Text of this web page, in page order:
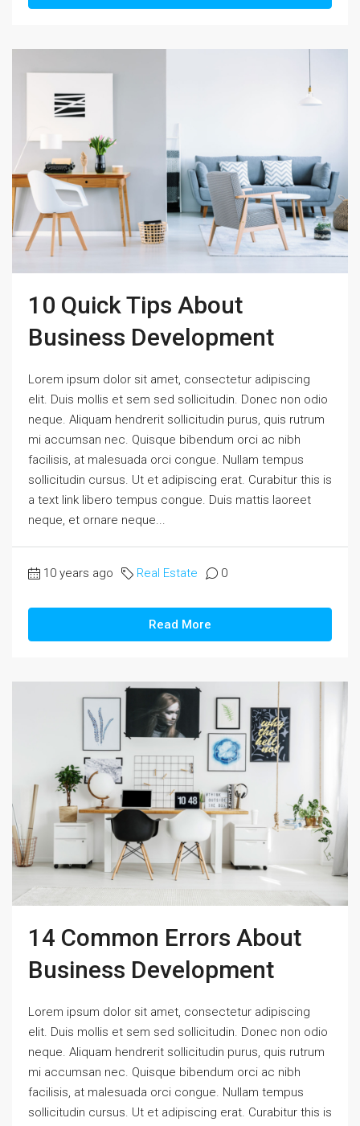
10 Quick Tips About
Business Development
Lorem ipsum dolor sit amet, consectetur adipiscing
elit. Duis mollis et sem sed sollicitudin. Donec non odio
neque. Aliquam hendrerit sollicitudin purus, quis rutrum
mi accumsan nec. Quisque bibendum orci ac nibh
facilisis, at malesuada orci congue. Nullam tempus
sollicitudin cursus. Ut et adipiscing erat. Curabitur this is
a text link libero tempus congue. Duis mattis laoreet
neque, et ornare neque...
10 years ago Real Estate 0
Read More
14 Common Errors About
Business Development
Lorem ipsum dolor sit amet, consectetur adipiscing
elit. Duis mollis et sem sed sollicitudin. Donec non odio
neque. Aliquam hendrerit sollicitudin purus, quis rutrum
mi accumsan nec. Quisque bibendum orci ac nibh
facilisis, at malesuada orci congue. Nullam tempus
sollicitudin cursus. Ut et adipiscing erat. Curabitur this is